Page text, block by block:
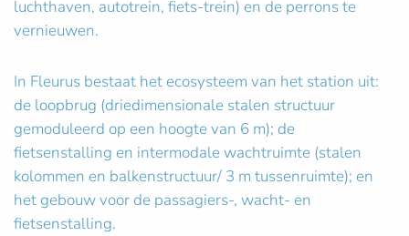
luchthaven, autotrein, fiets-trein) en de perrons te
vernieuwen.
In Fleurus bestaat het ecosysteem van het station uit:
de loopbrug (driedimensionale stalen structuur
gemoduleerd op een hoogte van 6 m); de
fietsenstalling en intermodale wachtruimte (stalen
kolommen en balkenstructuur/ 3 m tussenruimte); en
het gebouw voor de passagiers-, wacht- en
fietsenstalling.